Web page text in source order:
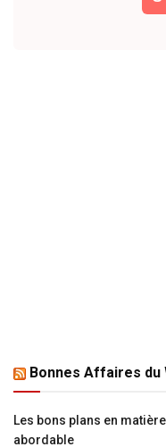
Bonnes Affaires du
Les bons plans en
abordable